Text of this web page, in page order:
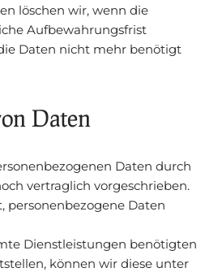
löschen wir, wenn die
Aufbewahrungsfrist
Daten nicht mehr benötigt
Daten
Daten durch
vertraglich vorgeschrieben.
personenbezogene Daten
Dienstleistungen benötigten
können wir diese unter